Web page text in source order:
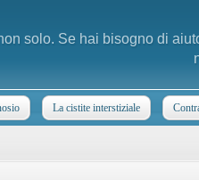
solo. Se hai bisogno di
La cistite interstiziale